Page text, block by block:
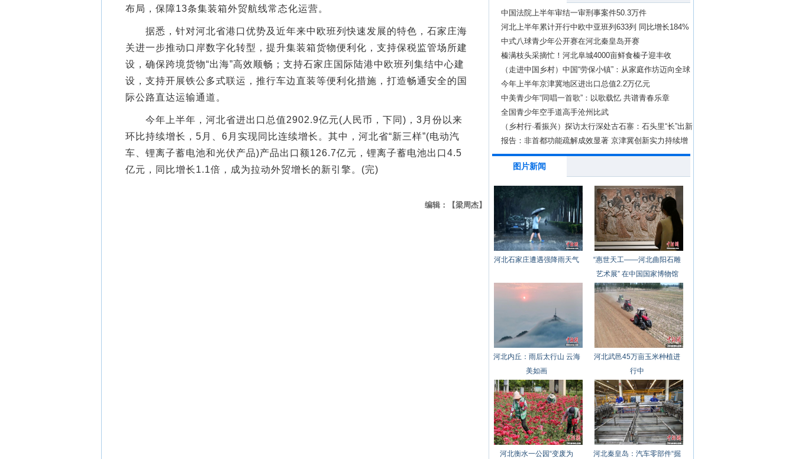
布局，保障13条集装箱外贸航线常态化运营。
据悉，针对河北省港口优势及近年来中欧班列快速发展的特色，石家庄海
关进一步推动口岸数字化转型，提升集装箱货物便利化，支持保税监管场所建
设，确保跨境货物“出海”高效顺畅；支持石家庄国际陆港中欧班列集结中心建
设，支持开展铁公多式联运，推行车边直装等便利化措施，打造畅通安全的国
际公路直达运输通道。
今年上半年，河北省进出口总值2902.9亿元(人民币，下同)，3月份以来
环比持续增长，5月、6月实现同比连续增长。其中，河北省“新三样”(电动汽
车、锂离子蓄电池和光伏产品)产品出口额126.7亿元，锂离子蓄电池出口4.5
亿元，同比增长1.1倍，成为拉动外贸增长的新引擎。(完)
编辑：【梁周杰】
中国法院上半年审结一审刑事案件50.3万件
河北上半年累计开行中欧中亚班列633列 同比增长184%
中式八球青少年公开赛在河北秦皇岛开赛
榛满枝头采摘忙！河北阜城4000亩鲜食榛子迎丰收
（走进中国乡村）中国“劳保小镇”：从家庭作坊迈向全球
品牌
今年上半年京津冀地区进出口总值2.2万亿元
中美青少年“同唱一首歌”：以歌载忆 共谱青春乐章
全国青少年空手道高手沧州比武
（乡村行·看振兴）探访太行深处古石寨：石头里“长”出新
饭碗
报告：非首都功能疏解成效显著 京津冀创新实力持续增
强
图片新闻
河北石家庄遭遇强降雨天气
“惠世天工——河北曲阳石雕
艺术展” 在中国国家博物馆
开幕
河北内丘：雨后太行山 云海
美如画
河北武邑45万亩玉米种植进
行中
河北衡水一公园“变废为
河北秦皇岛：汽车零部件“掘